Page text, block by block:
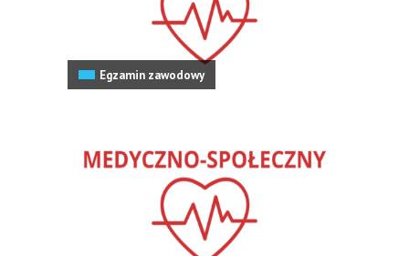
Egzamin zawodowy